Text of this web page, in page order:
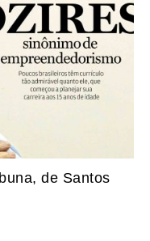
de Santos